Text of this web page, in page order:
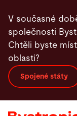
hlavnímu
obsahu
V současné
společnosti
Chtěli byste
oblasti?
Spojené státy
Zařízení a
Služby